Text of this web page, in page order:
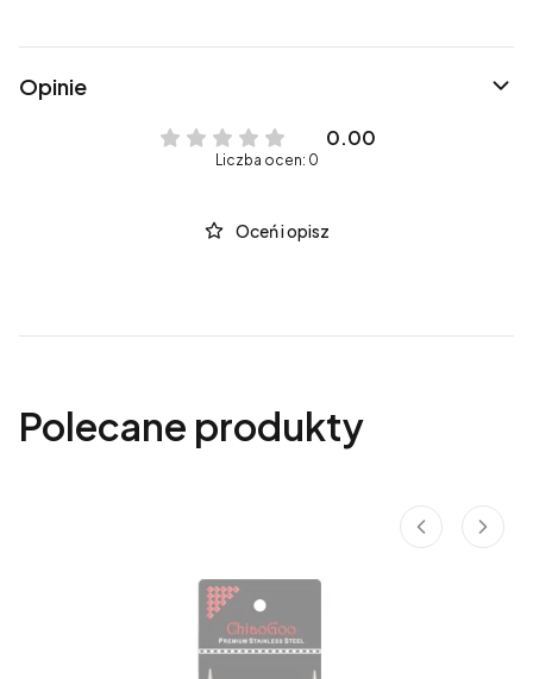
Opinie
0.00
Liczba ocen: 0
Oceń i opisz
Polecane produkty